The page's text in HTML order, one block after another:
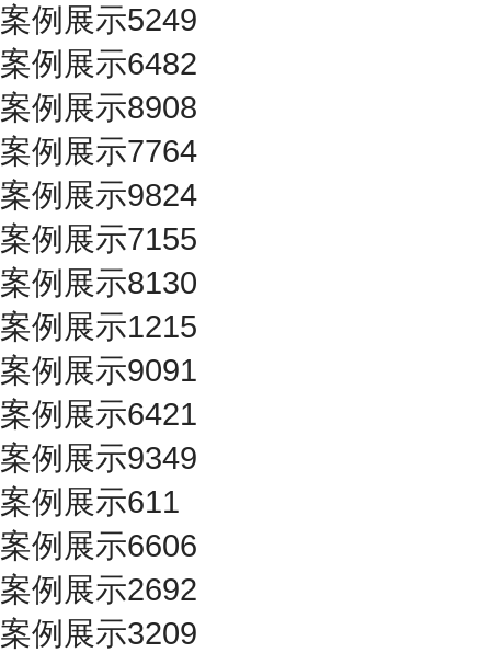
案例展示5249
案例展示6482
案例展示8908
案例展示7764
案例展示9824
案例展示7155
案例展示8130
案例展示1215
案例展示9091
案例展示6421
案例展示9349
案例展示611
案例展示6606
案例展示2692
案例展示3209